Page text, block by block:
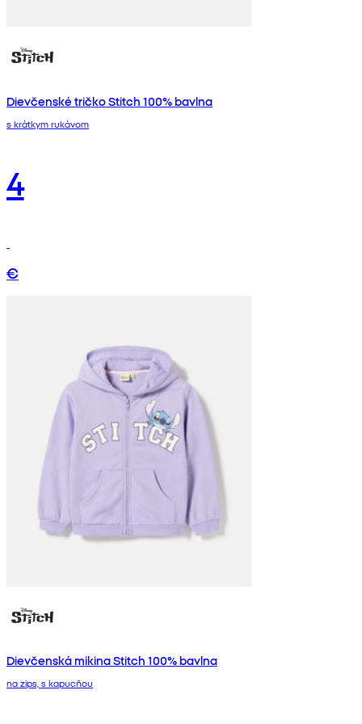
Dievčenské tričko Stitch 100% bavlna
s krátkym rukávom
4
€
Dievčenská mikina Stitch 100% bavlna
na zips, s kapucňou